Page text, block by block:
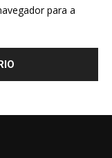
para a